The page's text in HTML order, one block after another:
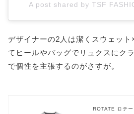
A post shared by TSF
デザイナーの2人は潔くスウェッ
てヒールやバッグでリュクスにク
で個性を主張するのがさすが。
ROTATE ロテー